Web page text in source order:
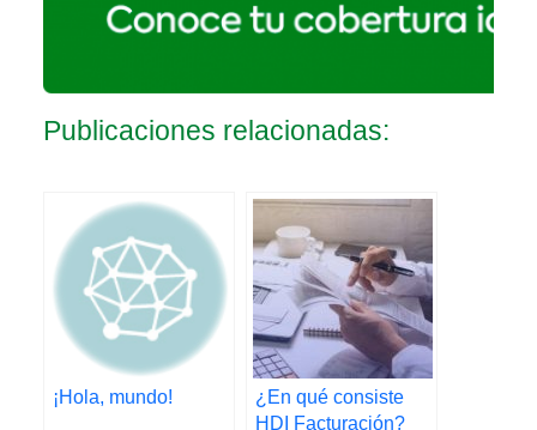
Publicaciones relacionadas:
¡Hola, mundo!
¿En qué consiste
HDI Facturación?